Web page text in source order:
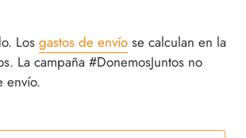
Los gastos de envío se calculan en la
La campaña #DonemosJuntos no
envío.